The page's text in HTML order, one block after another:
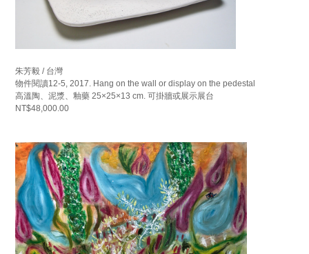
朱芳毅 / 台灣
物件閱讀12-5, 2017. Hang on the wall or display on the pedestal
高溫陶、泥漿、釉藥 25×25×13 cm. 可掛牆或展示展台
NT$48,000.00